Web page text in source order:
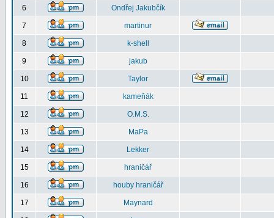
6 Ondřej Jakubčík
7 martinur
8 k-shell
9 jakub
10 Taylor
11 kameňák
12 O.M.S.
13 MaPa
14 Lekker
15 hraničář
16 houby hraničář
17 Maynard